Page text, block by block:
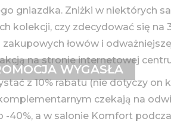
gniazdka. Zniżki w niektórych
kolekcji, czy zdecydować się na
łowów i
na stronie internetowej
z 10% rabatu (nie dotyczy on
czekają na
a w salonie Komfort
WYGASŁA